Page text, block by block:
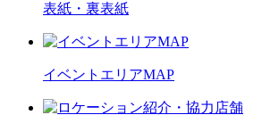
表紙・裏表紙
イベントエリアMAP